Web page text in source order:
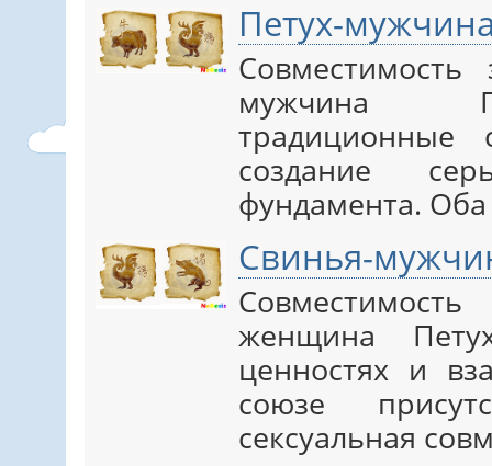
Петух-
мужчина
создание
фундамента.
Свинья-
женщина
ценностях и
союзе
сексуальная